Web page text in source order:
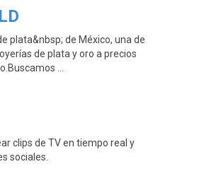
plata&nbsp; de México, una de
de plata y oro a precios
…
clips de TV en tiempo real y
sociales.